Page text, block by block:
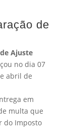
de
Ajuste
no dia 07
abril de
em
multa que
do Imposto